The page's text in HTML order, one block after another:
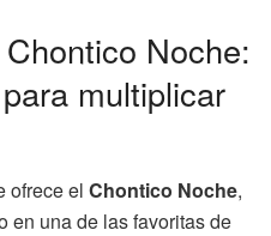
Noche:
multiplicar
ofrece el Chontico Noche,
en una de las favoritas de